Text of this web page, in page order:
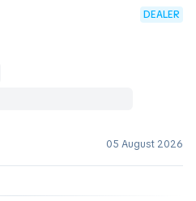
DEALER
05 August 2026